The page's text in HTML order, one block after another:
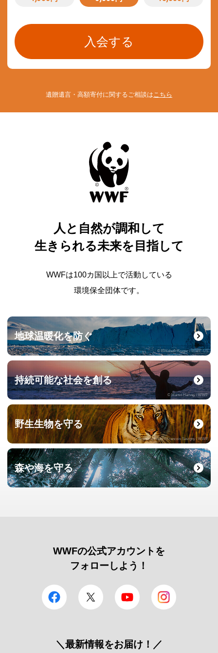
遺贈遺言・高額寄付に関するご相談はこちら
人と自然が調和して
生きられる未来を目指して
WWFは100カ国以上で活動している
環境保全団体です。
地球温暖化を防ぐ
© Elisabeth Kruger / WWF-US
持続可能な社会を創る
© Martin Harvey / WWF
野生生物を守る
© naturepl.com / Francois Savigny / WWF
森や海を守る
© Roger Leguen / WWF
WWFの公式アカウントを
フォローしよう！
facebook Twitter YouTube
＼最新情報をお届け！／